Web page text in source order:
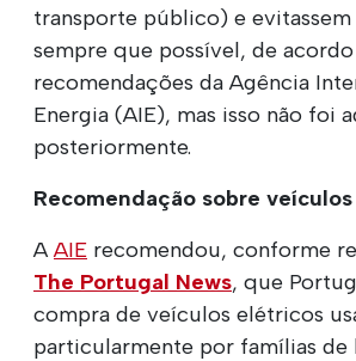
transporte público) e evitassem
sempre que possível, de
recomendações da Agência
Energia (AIE), mas isso não foi
posteriormente.
Recomendação sobre
AAIE recomendou, conforme
The Portugal News, que
compra de veículos elétricos
particularmente por famílias de